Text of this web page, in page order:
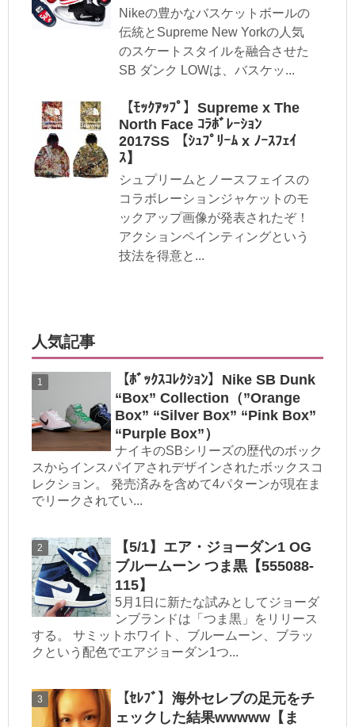
Nikeの豊かなバスケットボールの
伝統とSupreme New Yorkの人気
のスケートスタイルを融合させた
SB ダンク LOWは、バスケッ...
【ﾓｯｸｱｯﾌﾟ】Supreme x The
North Face ｺﾗﾎﾞﾚｰｼｮﾝ
2017SS 【ｼｭﾌﾟﾘｰﾑ x ﾉｰｽﾌｪｲ
ｽ】
シュプリームとノースフェイスの
コラボレーションジャケットのモ
ックアップ画像が発表されたぞ！
アクションペインティングという
技法を得意と...
人気記事
【ﾎﾞｯｸｽｺﾚｸｼｮﾝ】Nike SB Dunk
“Box” Collection（”Orange
Box” “Silver Box” “Pink Box”
“Purple Box”）
ナイキのSBシリーズの歴代のボック
スからインスパイアされデザインされたボックスコ
レクション。 発売済みを含めて4パターンが現在ま
でリークされてい...
【5/1】エア・ジョーダン1 OG
ブルームーン つま黒【555088-
115】
5月1日に新たな試みとしてジョーダ
ンブランドは「つま黒」をリリース
する。 サミットホワイト、ブルームーン、ブラッ
クという配色でエアジョーダン1つ...
【ｾﾚﾌﾞ】海外セレブの足元をチ
ェックした結果wwwww【ま